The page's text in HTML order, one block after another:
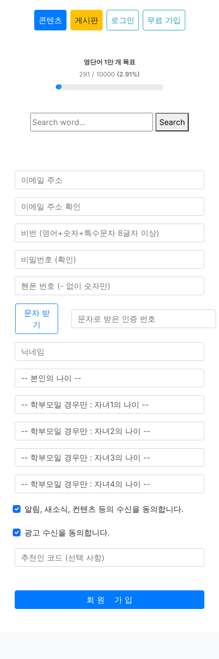
콘텐츠 게시판 로그인 무료 가입
영단어 1만 개 목표
291 / 10000 (2.91%)
Search
문자 받
기
알림, 새소식, 컨텐츠 등의 수신을 동의합니다.
광고 수신을 동의합니다.
회 원 가 입